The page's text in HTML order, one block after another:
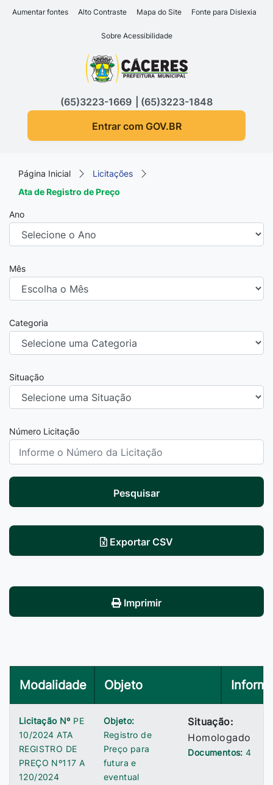
Seção de atalhos e links
Ir para o conteúdo [alt+1]
Ir para o rodapé [alt+4]
Aumentar fontes Alto Contraste Mapa do Site Fonte para Dislexia
Sobre Acessibilidade
Seção do menu principal
(65)3223-1669
(65)3223-1848
Entrar com GOV.BR
Página Inicial
Licitações
Ata de Registro de Preço
Ano
Mês
Categoria
Situação
Número Licitação
Pesquisar
Exportar CSV
Imprimir
Modalidade Objeto
Licitação Nº PE
10/2024 ATA
REGISTRO DE
PREÇO Nº117 A
120/2024
Objeto:
Registro de
Preço para
futura e
eventual
Situação:
Homologado
Documentos:4